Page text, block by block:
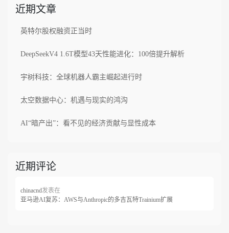
近期文章
英特尔股权融资正当时
DeepSeekV4 1.6T模型43天性能进化：100倍提升解析
宇树科技：全球机器人霸主崛起进行时
太空数据中心：机遇与现实的鸿沟
AI“暗产出”：看不见的经济贡献与显性成本
近期评论
chinacnd发表在
亚马逊AI复苏：AWS与Anthropic的多吉瓦特Trainium扩展